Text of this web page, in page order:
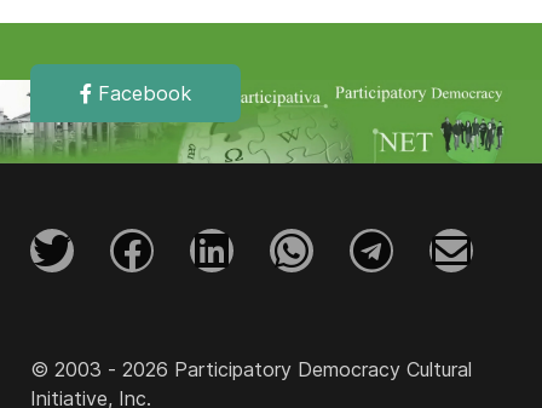
Facebook
© 2003 - 2026 Participatory Democracy Cultural
Initiative, Inc.